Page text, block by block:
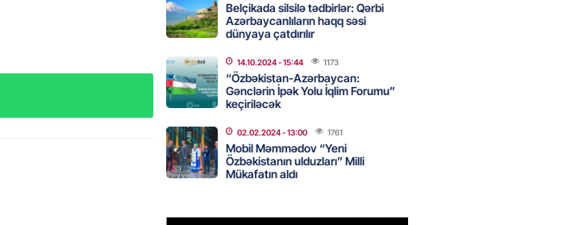
GÜNDƏM
Türkiyədə 37,6 milyon, Rusiyada 16,7
xərcləri
07.08.2026- 15:45 155
GÜNDƏM
Malayziyada yeni səfirimiz kimdir? –
Dosye
Belçikada silsilə tədbirlər: Qərbi
Azərbaycanlıların haqq səsi
dünyaya çatdırılır
14.10.2024- 15:44 1173
“Özbəkistan-Azərbaycan:
Gənclərin İpək Yolu İqlim Forumu”
keçiriləcək
02.02.2024- 13:00 1761
Mobil Məmmədov “Yeni
Özbəkistanın ulduzları” Milli
Mükafatın aldı